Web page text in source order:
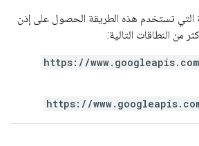
تستخدم هذه الطريقة الحصول على إذن
من النطاقات التالية:
https://
https://